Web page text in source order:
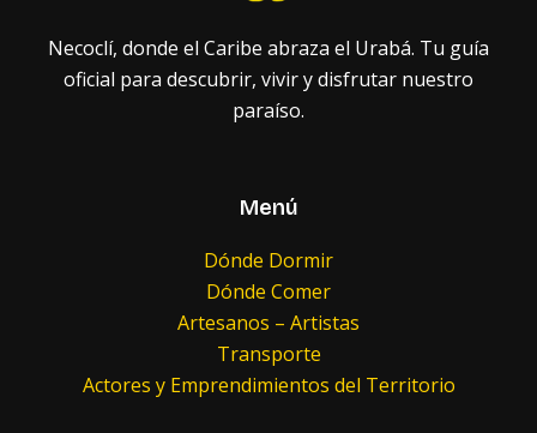
Necoclí, donde el Caribe abraza el Urabá. Tu guía
oficial para descubrir, vivir y disfrutar nuestro
paraíso.
Menú
Dónde Dormir
Dónde Comer
Artesanos – Artistas
Transporte
Actores y Emprendimientos del Territorio